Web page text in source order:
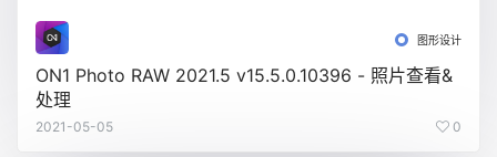
图形设计
ON1 Photo RAW 2021.5 v15.5.0.10396 - 照片查看&
处理
2021-05-05 0